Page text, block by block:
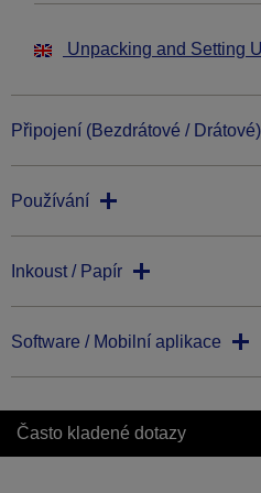
Unpacking and Setting
Připojení (Bezdrátové / Drátové)
Používání
Inkoust / Papír
Software / Mobilní aplikace
Často kladené dotazy